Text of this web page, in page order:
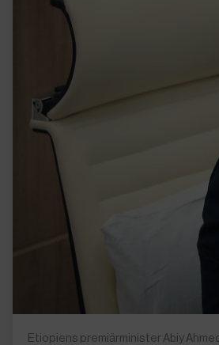
Etiopiens premiärminister Abiy